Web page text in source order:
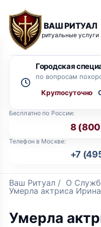
ВАШ РИТУАЛ
ритуальные услуги
Бесплатно по России:
8
Телефон в Москве:
+7
Городская
по вопросам
Круглосуточно
Ваш Ритуал / О
Умерла актриса
Умерла